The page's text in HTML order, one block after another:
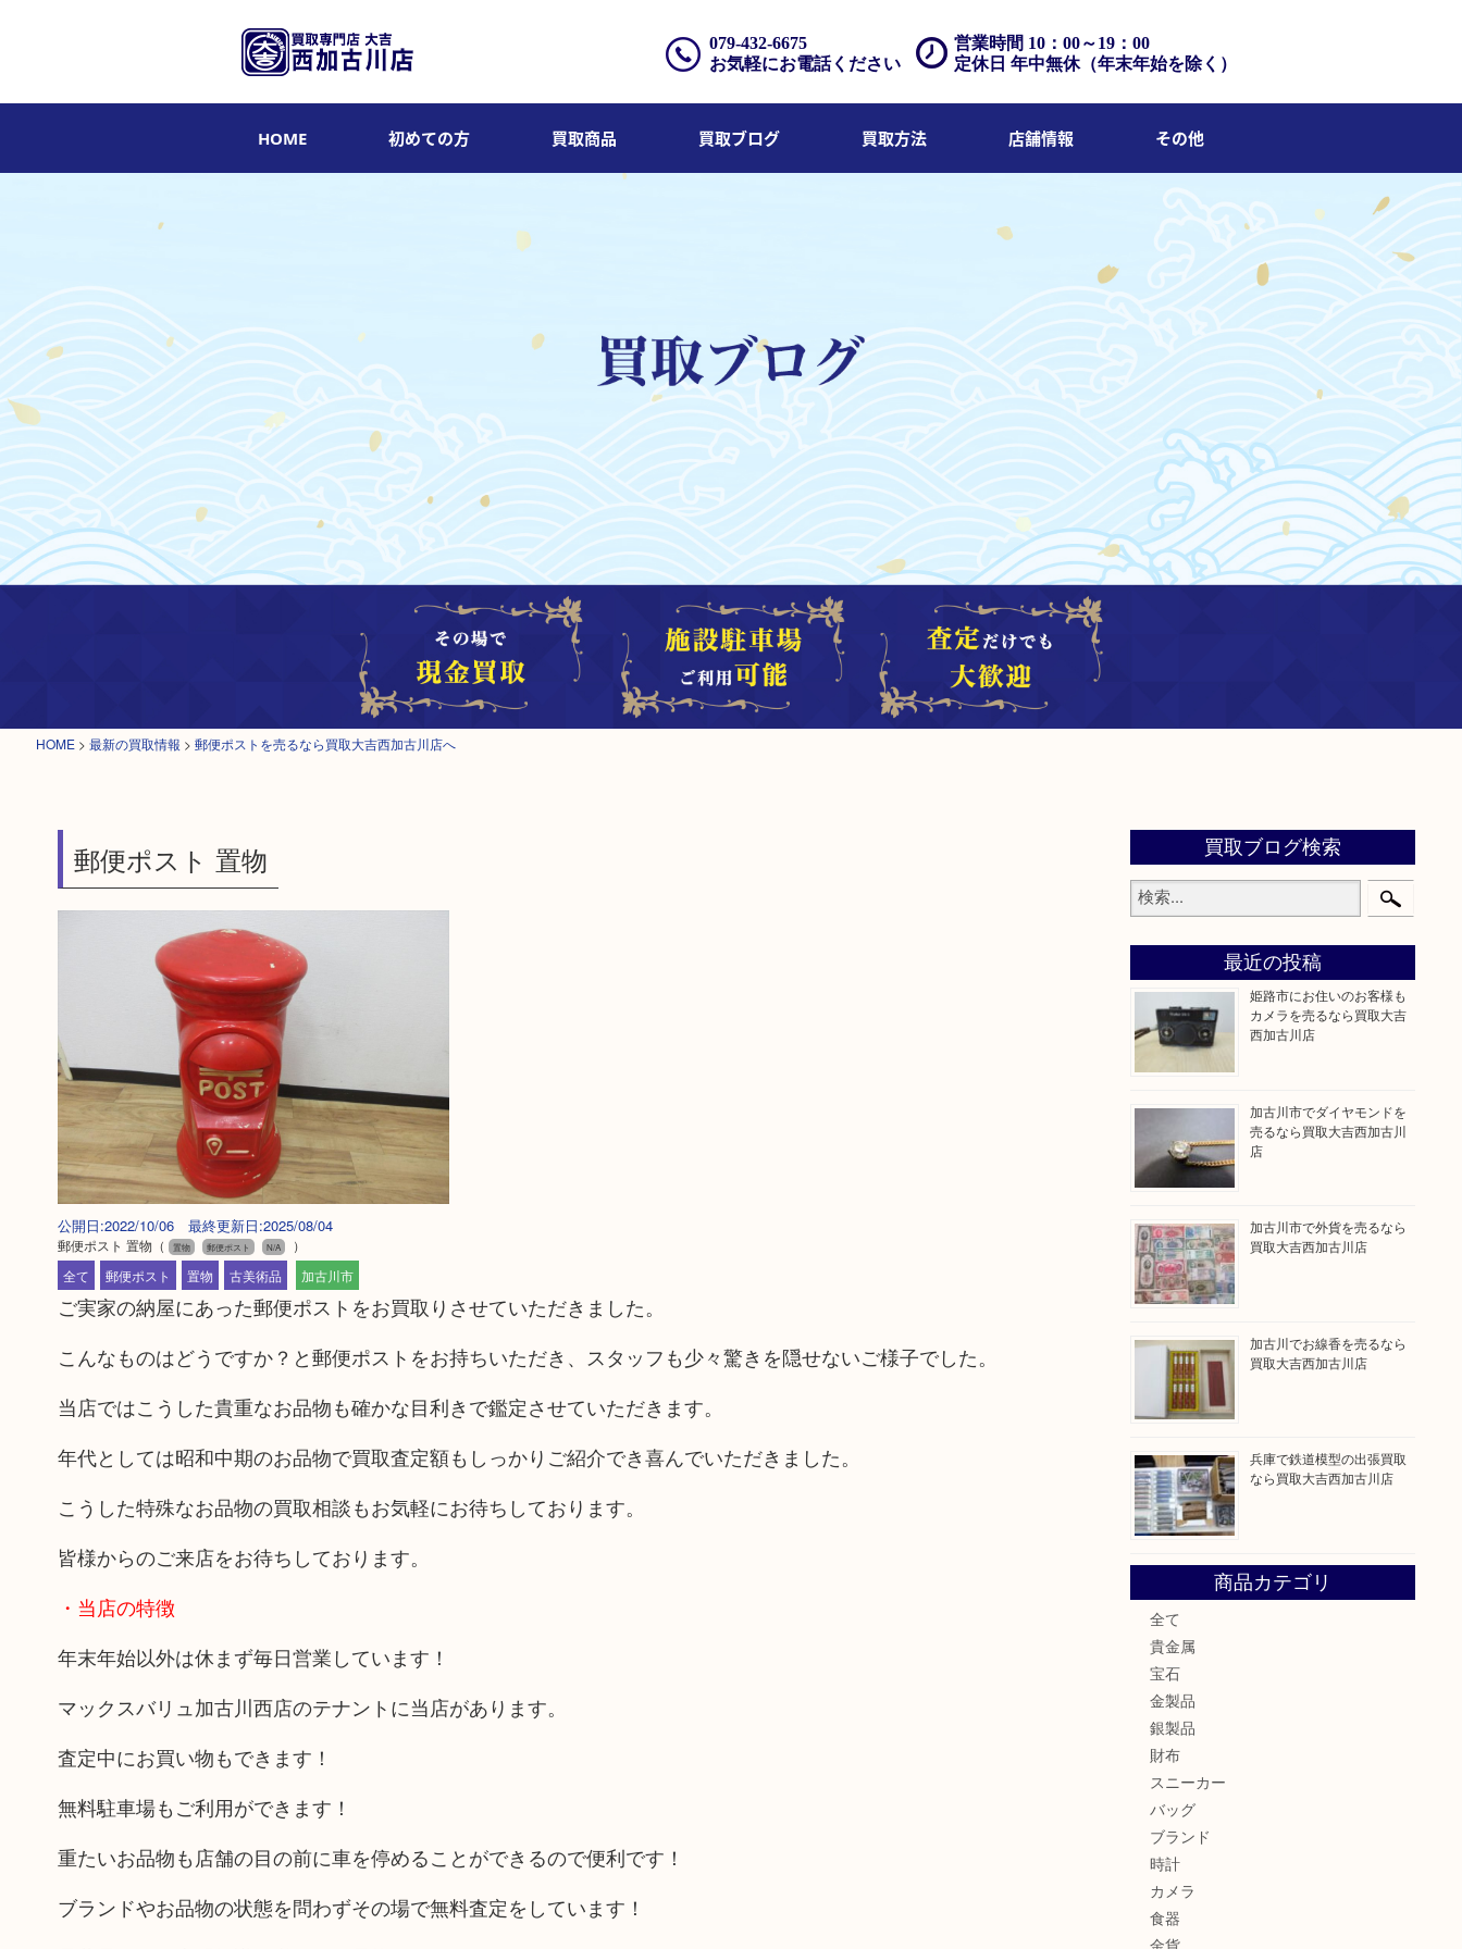
営業時間 10：00～19：00
定休日 年中無休（年末年始を除く）
079-432-6675
お気軽にお電話ください
HOME 初めての方 買取商品 買取ブログ 買取方法 店舗情報 その他
HOME > 最新の買取情報 > 郵便ポストを売るなら買取大吉西加古川店へ
郵便ポスト 置物
公開日:2022/10/06 最終更新日:2025/08/04
郵便ポスト 置物 （ 置物 郵便ポスト N/A
）
全て
郵便ポスト 置物 古美術品 加古川市
ご実家の納屋にあった郵便ポストをお買取りさせていただきました。
こんなものはどうですか？と郵便ポストをお持ちいただき、スタッフも少々驚きを隠せないご様子でした。
当店ではこうした貴重なお品物も確かな目利きで鑑定させていただきます。
年代としては昭和中期のお品物で買取査定額もしっかりご紹介でき喜んでいただきました。
こうした特殊なお品物の買取相談もお気軽にお待ちしております。
皆様からのご来店をお待ちしております。
・当店の特徴
年末年始以外は休まず毎日営業しています！
マックスバリュ加古川西店のテナントに当店があります。
査定中にお買い物もできます！
無料駐車場もご利用ができます！
重たいお品物も店舗の目の前に車を停めることができるので便利です！
ブランドやお品物の状態を問わずその場で無料査定をしています！
買取ブログ検索
最近の投稿
姫路市にお住いのお客様も
カメラを売るなら買取大吉
西加古川店
加古川市でダイヤモンドを
売るなら買取大吉西加古川
店
加古川市で外貨を売るなら
買取大吉西加古川店
加古川でお線香を売るなら
買取大吉西加古川店
兵庫で鉄道模型の出張買取
なら買取大吉西加古川店
商品カテゴリ
全て
貴金属
宝石
金製品
銀製品
財布
スニーカー
バッグ
ブランド
時計
カメラ
食器
金貨